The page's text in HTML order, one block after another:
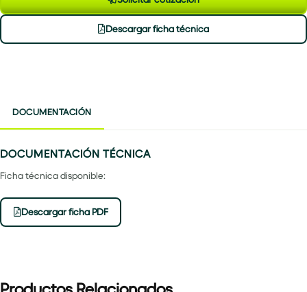
Descargar ficha técnica
DOCUMENTACIÓN
DOCUMENTACIÓN TÉCNICA
Ficha técnica disponible:
Descargar ficha PDF